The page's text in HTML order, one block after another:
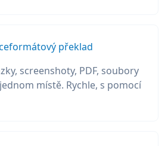
překlad
screenshoty, PDF, soubory
místě. Rychle, s pomocí